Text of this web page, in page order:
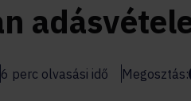
6 perc olvasási idő Megosztás: